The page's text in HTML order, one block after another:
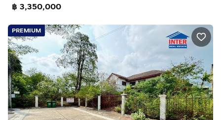
฿ 3,350,000
PREMIUM